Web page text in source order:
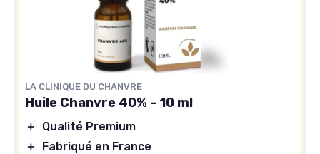
LA CLINIQUE DU CHANVRE
Huile Chanvre 40% - 10 ml
＋
Qualité Premium
＋
Fabriqué en France